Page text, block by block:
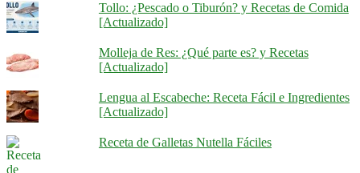
Tollo: ¿Pescado o Tiburón? y Recetas de Comida
[Actualizado]
Molleja de Res: ¿Qué parte es? y Recetas
[Actualizado]
Lengua al Escabeche: Receta Fácil e Ingredientes
[Actualizado]
Receta de Galletas Nutella Fáciles